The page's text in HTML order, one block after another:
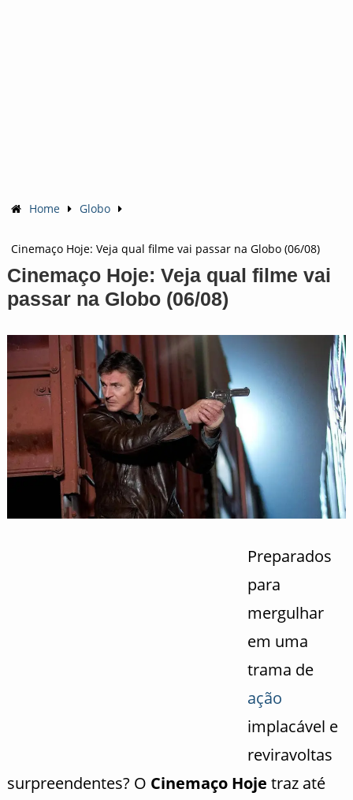
Home Globo
Cinemaço Hoje: Veja qual filme vai passar na Globo (06/08)
Cinemaço Hoje: Veja qual filme vai
passar na Globo (06/08)
Preparados
para
mergulhar
em uma
trama de
ação
implacável e
reviravoltas
surpreendentes? O Cinemaço Hoje traz até